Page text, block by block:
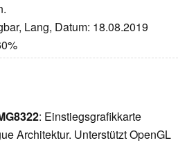
Lang, Datum: 18.08.2019
: Einstiegsgrafikkarte
Architektur. Unterstützt OpenGL